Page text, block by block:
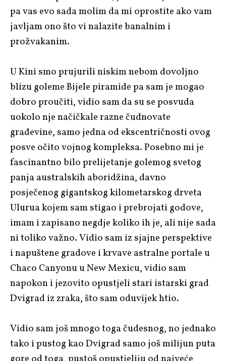
pa vas evo sada molim da mi oprostite ako vam
javljam ono što vi nalazite banalnim i
prožvakanim.
U Kini smo prujurili niskim nebom dovoljno
blizu goleme Bijele piramide pa sam je mogao
dobro proučiti, vidio sam da su se posvuda
uokolo nje načičkale razne čudnovate
građevine, samo jedna od ekscentričnosti ovog
posve očito vojnog kompleksa. Posebno mi je
fascinantno bilo prelijetanje golemog svetog
panja australskih aboridžina, davno
posječenog gigantskog kilometarskog drveta
Ulurua kojem sam stigao i prebrojati godove,
imam i zapisano negdje koliko ih je, ali nije sada
ni toliko važno. Vidio sam iz sjajne perspektive
i napuštene gradove i krvave astralne portale u
Chaco Canyonu u New Mexicu, vidio sam
napokon i jezovito opustjeli stari istarski grad
Dvigrad iz zraka, što sam oduvijek htio.
Vidio sam još mnogo toga čudesnog, no jednako
tako i pustog kao Dvigrad samo još milijun puta